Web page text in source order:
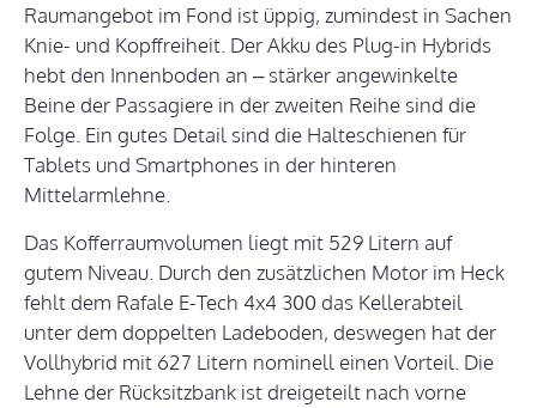
Raumangebot im Fond ist üppig, zumindest in Sachen
Knie- und Kopffreiheit. Der Akku des Plug-in Hybrids
hebt den Innenboden an – stärker angewinkelte
Beine der Passagiere in der zweiten Reihe sind die
Folge. Ein gutes Detail sind die Halteschienen für
Tablets und Smartphones in der hinteren
Mittelarmlehne.
Das Kofferraumvolumen liegt mit 529 Litern auf
gutem Niveau. Durch den zusätzlichen Motor im Heck
fehlt dem Rafale E-Tech 4x4 300 das Kellerabteil
unter dem doppelten Ladeboden, deswegen hat der
Vollhybrid mit 627 Litern nominell einen Vorteil. Die
Lehne der Rücksitzbank ist dreigeteilt nach vorne